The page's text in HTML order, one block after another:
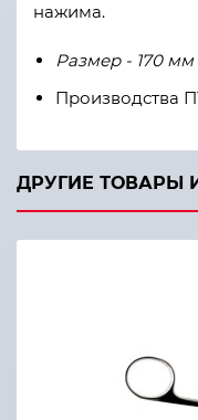
нажима.
Размер - 170 мм
Производства
ДРУГИЕ ТОВАРЫ